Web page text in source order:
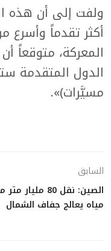
ولفت إلى أن هذه
أكثر تقدماً
المعركة، متوقعاً
الدول المتقدمة
مسيَّرات)».
السابق
الصين: نقل 80
مياه يعالج جفاف الشمال